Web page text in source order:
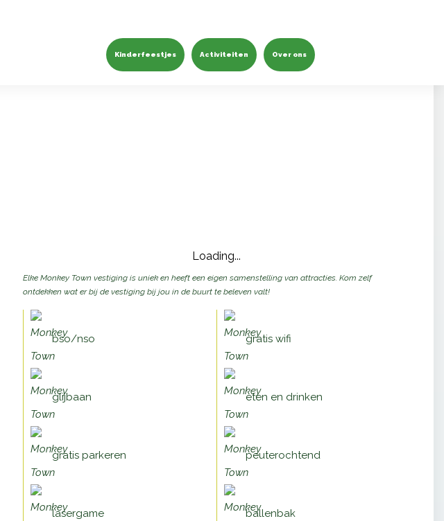
Kinderfeestjes Activiteiten Over ons
Loading...
Elke Monkey Town vestiging is uniek en heeft een eigen samenstelling van attracties. Kom zelf
ontdekken wat er bij de vestiging bij jou in de buurt te beleven valt!
bso/nso gratis wifi
glijbaan eten en drinken
gratis parkeren peuterochtend
lasergame ballenbak